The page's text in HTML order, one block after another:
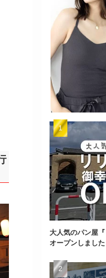
大人気のパン屋
オープンしました